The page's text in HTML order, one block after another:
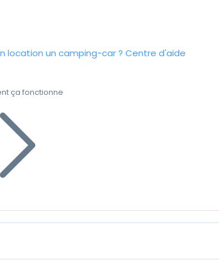
location un camping-car ? Centre d'aide
ça fonctionne